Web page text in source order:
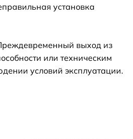
установка
выход из
или техническим
условий эксплуатации.